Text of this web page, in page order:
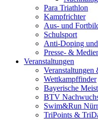
Para Triathlon
Kampfrichter
Aus- und
Schulsport
Anti-Doping
Presse- &
Veranstaltungen
Veranstaltungen
Wettkampffinder
Bayerische
BTV
Swim&Run
TriPoints &